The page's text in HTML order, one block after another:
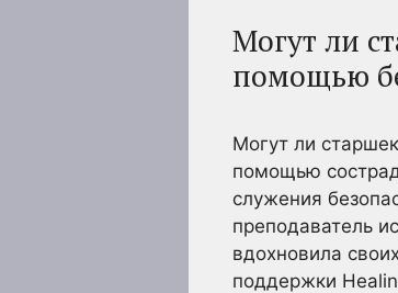
Могут ли
помощью
Могут ли
помощью
служения
преподаватель
вдохновила
поддержки